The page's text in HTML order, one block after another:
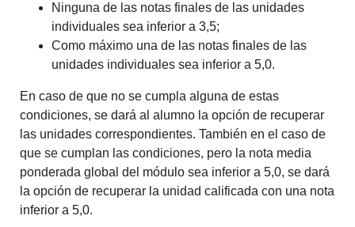
Ninguna de las notas finales de las unidades
individuales sea inferior a 3,5;
Como máximo una de las notas finales de las
unidades individuales sea inferior a 5,0.
En caso de que no se cumpla alguna de estas
condiciones, se dará al alumno la opción de recuperar
las unidades correspondientes. También en el caso de
que se cumplan las condiciones, pero la nota media
ponderada global del módulo sea inferior a 5,0, se dará
la opción de recuperar la unidad calificada con una nota
inferior a 5,0.